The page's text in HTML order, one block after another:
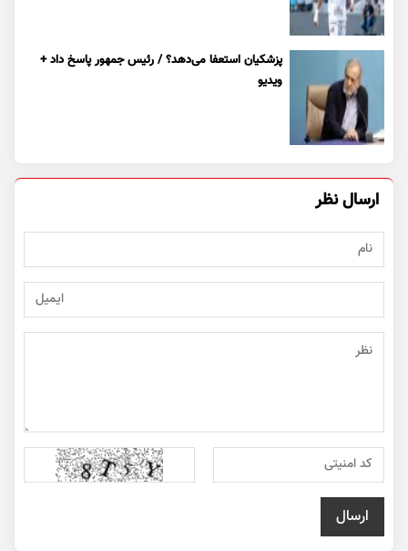
پزشکیان استعفا می‌دهد؟ / رئیس جمهور پاسخ داد +
ویدیو
ارسال نظر